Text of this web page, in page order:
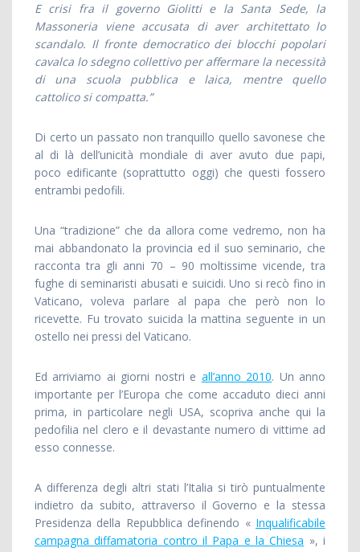
E crisi fra il governo Giolitti e la Santa Sede, la
Massoneria viene accusata di aver architettato lo
scandalo. Il fronte democratico dei blocchi popolari
cavalca lo sdegno collettivo per affermare la necessità
di una scuola pubblica e laica, mentre quello
cattolico si compatta.”
Di certo un passato non tranquillo quello savonese che
al di là dell’unicità mondiale di aver avuto due papi,
poco edificante (soprattutto oggi) che questi fossero
entrambi pedofili.
Una “tradizione” che da allora come vedremo, non ha
mai abbandonato la provincia ed il suo seminario, che
racconta tra gli anni 70 – 90 moltissime vicende, tra
fughe di seminaristi abusati e suicidi. Uno si recò fino in
Vaticano, voleva parlare al papa che però non lo
ricevette. Fu trovato suicida la mattina seguente in un
ostello nei pressi del Vaticano.
Ed arriviamo ai giorni nostri e all’anno 2010. Un anno
importante per l’Europa che come accaduto dieci anni
prima, in particolare negli USA, scopriva anche qui la
pedofilia nel clero e il devastante numero di vittime ad
esso connesse.
A differenza degli altri stati l’Italia si tirò puntualmente
indietro da subito, attraverso il Governo e la stessa
Presidenza della Repubblica definendo « Inqualificabile
campagna diffamatoria contro il Papa e la Chiesa », i